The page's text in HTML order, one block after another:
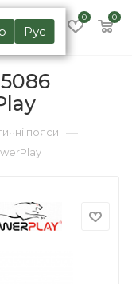
Рус
0 0
пояси —